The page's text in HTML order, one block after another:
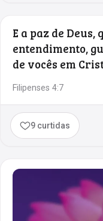
E a paz de Deus,
entendimento,
de vocês em
Filipenses 4:7
9 curtidas